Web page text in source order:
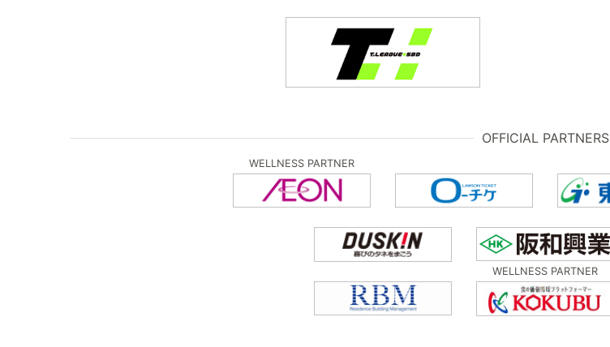
OFFICIAL PARTNERS
WELLNESS PARTNER
WELLNESS PARTNER